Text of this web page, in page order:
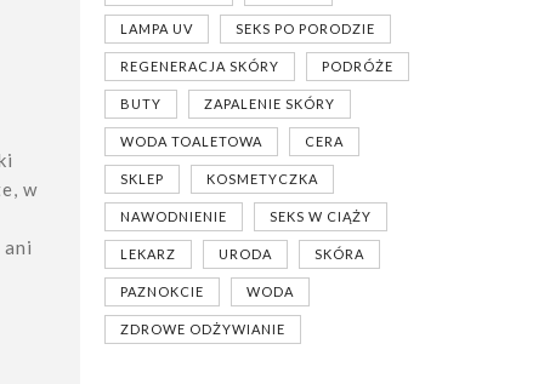
w
LAMPA UV SEKS PO PORODZIE
REGENERACJA SKÓRY PODRÓŻE
BUTY ZAPALENIE SKÓRY
WODA TOALETOWA CERA
SKLEP KOSMETYCZKA
NAWODNIENIE SEKS W CIĄŻY
LEKARZ URODA SKÓRA
PAZNOKCIE WODA
ZDROWE ODŻYWIANIE